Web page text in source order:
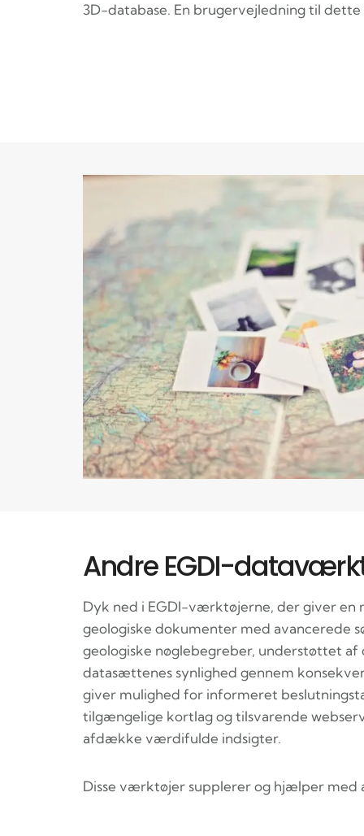
3D-database. En brugervejledning til dette
Andre EGDI-
Dyk ned i EGDI-værktøjerne, der giver en
geologiske dokumenter med avancerede
geologiske nøglebegreber, understøttet
datasættenes synlighed gennem
giver mulighed for informeret
tilgængelige kortlag og tilsvarende
afdække værdifulde indsigter.
Disse værktøjer supplerer og hjælper med